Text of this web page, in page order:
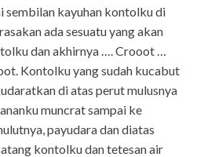
sembilan kayuhan kontolku di
ada sesuatu yang akan
dan akhirnya …. Crooot …
Kontolku yang sudah kucabut
di atas perut mulusnya
muncrat sampai ke
payudara dan diatas
kontolku dan tetesan air